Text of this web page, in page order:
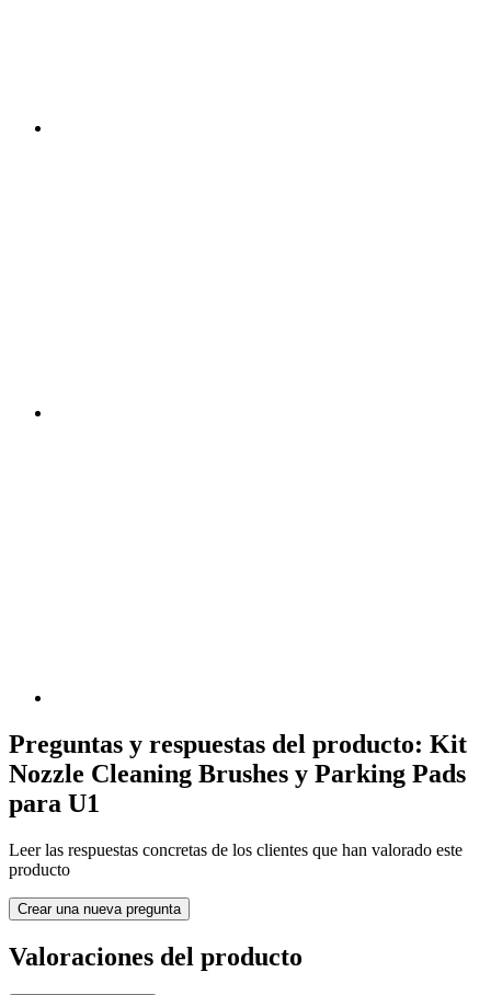
Preguntas y respuestas del producto: Kit
Nozzle Cleaning Brushes y Parking Pads
para U1
Leer las respuestas concretas de los clientes que han valorado este
producto
Crear una nueva pregunta
Valoraciones del producto